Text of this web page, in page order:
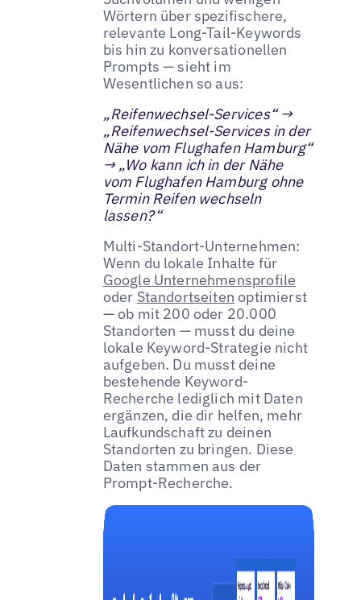
Wörtern über spezifischere,
relevante Long-Tail-Keywords
bis hin zu konversationellen
Prompts — sieht im
Wesentlichen so aus:
„Reifenwechsel-Services“ →
„Reifenwechsel-Services in der
Nähe vom Flughafen Hamburg“
→ „Wo kann ich in der Nähe
vom Flughafen Hamburg ohne
Termin Reifen wechseln
lassen?“
Multi-Standort-Unternehmen:
Wenn du lokale Inhalte für
Google Unternehmensprofile
oder Standortseiten optimierst
— ob mit 200 oder 20.000
Standorten — musst du deine
lokale Keyword-Strategie nicht
aufgeben. Du musst deine
bestehende Keyword-
Recherche lediglich mit Daten
ergänzen, die dir helfen, mehr
Laufkundschaft zu deinen
Standorten zu bringen. Diese
Daten stammen aus der
Prompt-Recherche.